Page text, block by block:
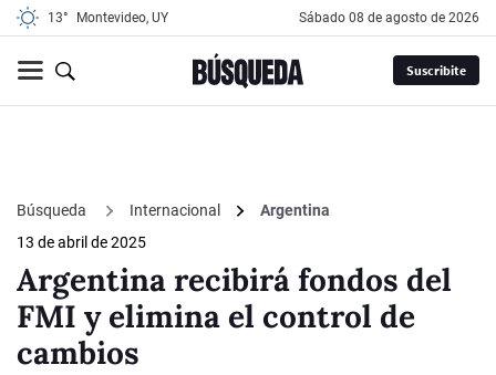
13° Montevideo, UY sábado 08 de agosto de 2026
Suscribite
Búsqueda Internacional
Argentina
13 de abril de 2025
Argentina recibirá fondos del
FMI y elimina el control de
cambios